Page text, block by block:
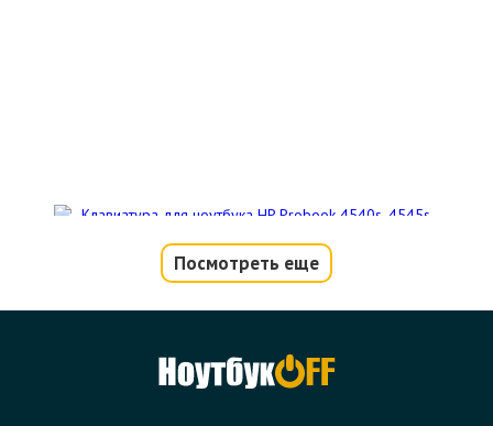
Клавиатура для ноутбука HP Probook
Посмотреть еще